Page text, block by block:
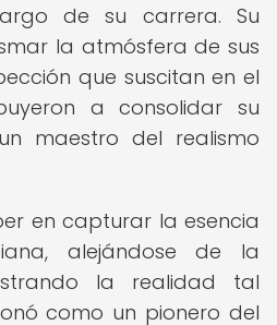
de su carrera. Su
la atmósfera de sus
que suscitan en el
a consolidar su
maestro del realismo
en capturar la esencia
alejándose de la
la realidad tal
como un pionero del